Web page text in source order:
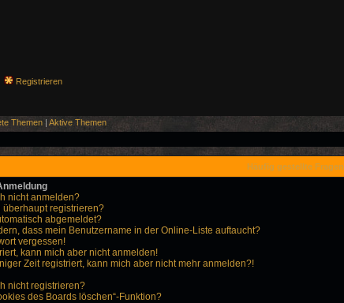
Registrieren
Themen | Aktive Themen
Häufig gestellte Fragen
nicht anmelden?
überhaupt registrieren?
abgemeldet?
dass mein Benutzername in der Online-Liste auftaucht?
vergessen!
kann mich aber nicht anmelden!
Zeit registriert, kann mich aber nicht mehr anmelden?!
nicht registrieren?
des Boards löschen“-Funktion?